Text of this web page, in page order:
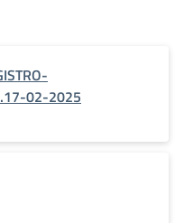
02-2025